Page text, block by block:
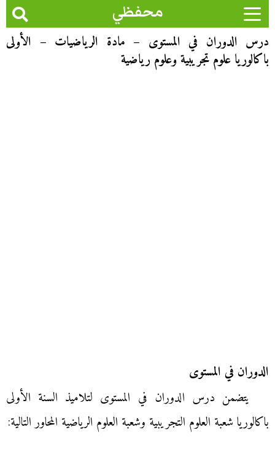
محفظي
درس الدوران في المستوى – مادة الرياضيات – الأولى
باكالوريا علوم تجريبية وعلوم رياضية
الدوران في المستوى
يتضمن درس الدوران في المستوى لتلاميذ السنة الأولى
باكالوريا شعبة العلوم التجريبية وشعبة العلوم الرياضية المحاور التالية: